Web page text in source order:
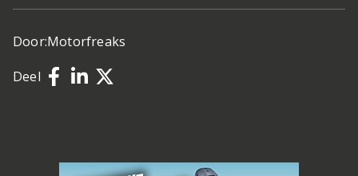
Door:Motorfreaks
Deel